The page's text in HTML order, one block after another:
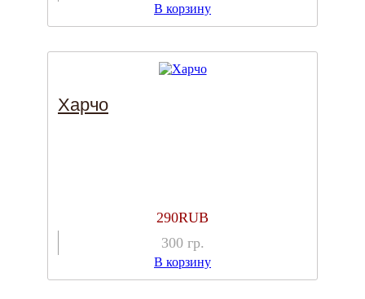
В корзину
Харчо
290RUB
300 гр.
В корзину